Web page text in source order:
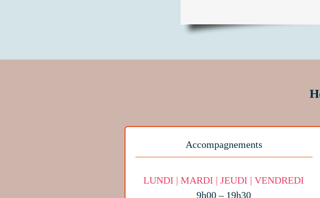
Accompagnements
LUNDI | MARDI | JEUDI | VENDREDI
9h00 – 19h30